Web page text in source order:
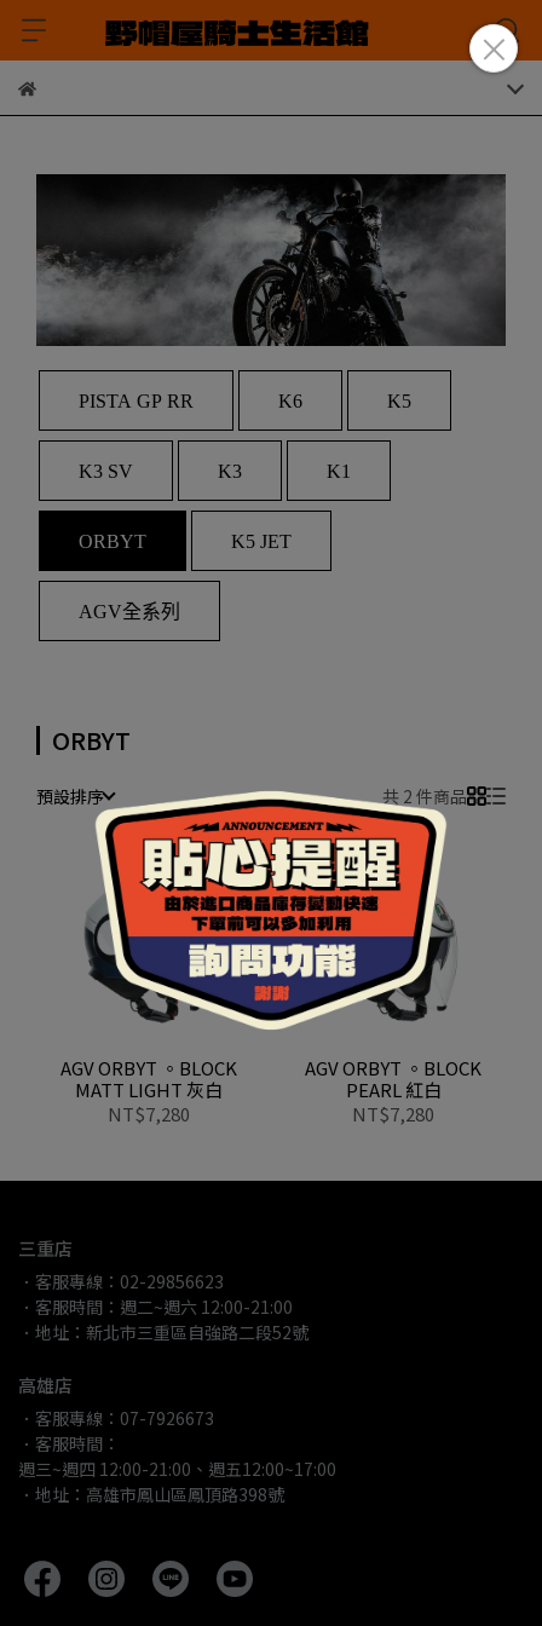
PISTA GP RR K6 K5
K3 SV K3 K1
ORBYT K5 JET
AGV全系列
ORBYT
預設排序 共 2 件商品
AGV ORBYT 。BLOCK
MATT LIGHT 灰白
NT$7,280
AGV ORBYT 。BLOCK
PEARL 紅白
NT$7,280
三重店
．客服專線：02-29856623
．客服時間：週二~週六 12:00-21:00
．地址：新北市三重區自強路二段52號
高雄店
．客服專線：07-7926673
．客服時間：
週三~週四 12:00-21:00、週五12:00~17:00
．地址：高雄市鳳山區鳳頂路398號